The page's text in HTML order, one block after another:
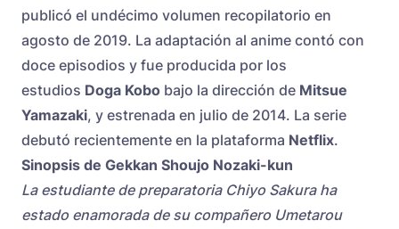
publicó el undécimo volumen recopilatorio en
agosto de 2019. La adaptación al anime contó con
doce episodios y fue producida por los
estudios Doga Kobo bajo la dirección de Mitsue
Yamazaki, y estrenada en julio de 2014. La serie
debutó recientemente en la plataforma Netflix.
Sinopsis de Gekkan Shoujo Nozaki-kun
La estudiante de preparatoria Chiyo Sakura ha
estado enamorada de su compañero Umetarou